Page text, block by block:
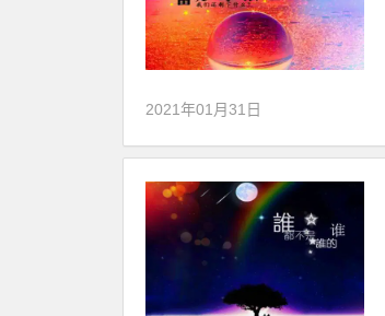
2021年01月31日